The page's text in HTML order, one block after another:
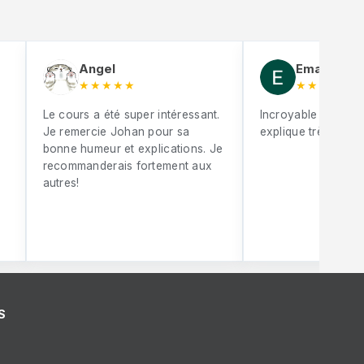
Angel
★★★★★
Le cours a été super intéressant.
Je remercie Johan pour sa
bonne humeur et explications. Je
recommanderais fortement aux
autres!
Eman
★★★★★
Incroyable Johan
explique très bien